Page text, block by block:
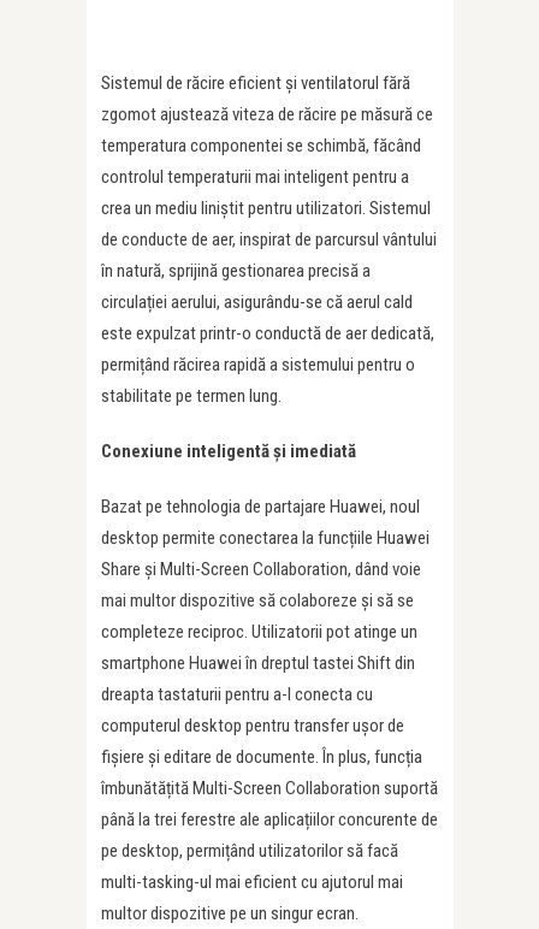
Sistemul de răcire eficient și ventilatorul fără
zgomot ajustează viteza de răcire pe măsură ce
temperatura componentei se schimbă, făcând
controlul temperaturii mai inteligent pentru a
crea un mediu liniștit pentru utilizatori. Sistemul
de conducte de aer, inspirat de parcursul vântului
în natură, sprijină gestionarea precisă a
circulației aerului, asigurându-se că aerul cald
este expulzat printr-o conductă de aer dedicată,
permițând răcirea rapidă a sistemului pentru o
stabilitate pe termen lung.
Conexiune inteligentă și imediată
Bazat pe tehnologia de partajare Huawei, noul
desktop permite conectarea la funcțiile Huawei
Share și Multi-Screen Collaboration, dând voie
mai multor dispozitive să colaboreze și să se
completeze reciproc. Utilizatorii pot atinge un
smartphone Huawei în dreptul tastei Shift din
dreapta tastaturii pentru a-l conecta cu
computerul desktop pentru transfer ușor de
fișiere și editare de documente. În plus, funcția
îmbunătățită Multi-Screen Collaboration suportă
până la trei ferestre ale aplicațiilor concurente de
pe desktop, permițând utilizatorilor să facă
multi-tasking-ul mai eficient cu ajutorul mai
multor dispozitive pe un singur ecran.